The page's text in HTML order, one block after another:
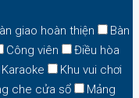
giao hoàn thiện
Bàn
Công viên
Điều hòa
Karaoke
Khu vui chơi
che cửa sổ
Mảng